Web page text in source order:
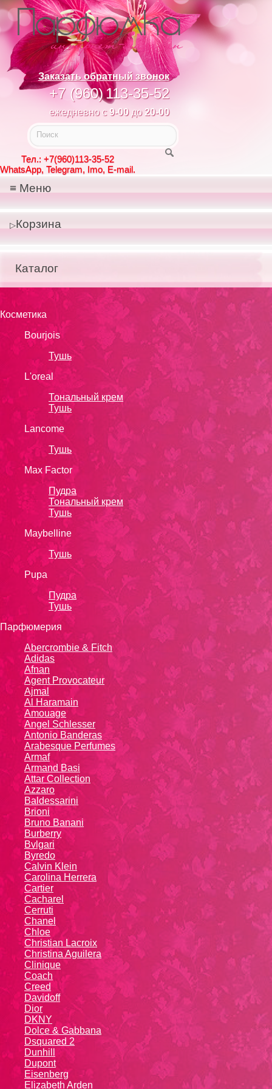
Заказать обратный звонок
+7 (960)113-35-52
ежедневно с 9-00до 20-00
Тел.: +7(960)113-35-52
WhatsApp, Telegram, Imo, E-mail.
Меню
Корзина
Каталог
Косметика
Bourjois
Тушь
L'oreal
Тональный крем
Тушь
Lanсоmе
Тушь
Max Factor
Пудра
Тональный крем
Тушь
Maybelline
Тушь
Pupa
Пудра
Тушь
Парфюмерия
Abercrombie & Fitch
Adidas
Afnan
Agent Provocateur
Ajmal
Al Haramain
Amouage
Angel Schlesser
Antonio Banderas
Arabesque Perfumes
Armaf
Armand Basi
Attar Collection
Azzaro
Baldessarini
Brioni
Bruno Banani
Burberry
Bvlgari
Byredo
Calvin Klein
Carolina Herrera
Cartier
Caсhаrеl
Cerruti
Chanel
Chloe
Christian Lacroix
Christina Aguilera
Cliniquе
Coach
Creed
Davidoff
Dior
DKNY
Dolce & Gabbana
Dsquared 2
Dunhill
Dupont
Eisenberg
Elizabeth Arden